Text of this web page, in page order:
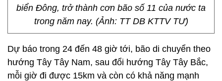
biển Đông, trở thành cơn bão số 11 của nước ta
trong năm nay. (Ảnh: TT DB KTTV TƯ)
Dự báo trong 24 đến 48 giờ tới, bão di chuyển theo
hướng Tây Tây Nam, sau đổi hướng Tây Tây Bắc,
mỗi giờ đi được 15km và còn có khả năng mạnh